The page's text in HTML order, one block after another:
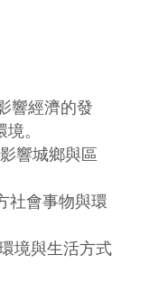
響經濟的發
。
響城鄉與區
社會事物與環
境與生活方式